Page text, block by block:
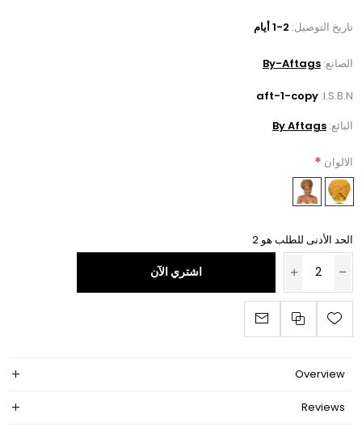
تاريخ التوصيل: 1-2 أيام
الصانع: By-Aftags
I.S.B.N:
aft-1-copy
البائع: By Aftags
الالوان *
الحد الأدنى للطلب هو 2
اشتري الآن
Overview
Reviews